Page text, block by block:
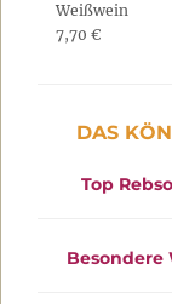
Weißwein
7,70 €
DAS
Top
Besondere